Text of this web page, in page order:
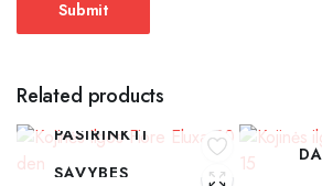
Related products
PASIRINKTI
SAVYBES